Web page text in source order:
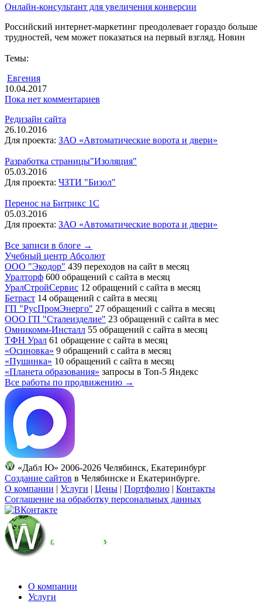
Онлайн-консультант для увеличения конверсии
Российский интернет-маркетинг преодолевает гораздо больше
трудностей, чем может показаться на первый взгляд. Новин
Темы:
Евгения
10.04.2017
Пока нет комментариев
Редизайн сайта
26.10.2016
Для проекта: ЗАО «Автоматические ворота и двери»
Разработка страницы"Изоляция"
05.03.2016
Для проекта: ЧЗТИ "Бизол"
Перенос на Битрикс 1С
05.03.2016
Для проекта: ЗАО «Автоматические ворота и двери»
Все записи в блоге →
Учебный центр Абсолют
ООО "Экодор" 439 переходов на сайт в месяц
Уралторф 600 обращений с сайта в месяц
УралСтройСервис 12 обращений с сайта в месяц
Бетраст 14 обращений с сайта в месяц
ГП "РусПромЭнерго" 27 обращений с сайта в месяц
ООО ГП "Сталеизделие" 23 обращений с сайта в мес
Омникомм-Инсталл 55 обращений с сайта в месяц
ТФН Урал 61 обращение с сайта в месяц
«Осиновка» 9 обращений с сайта в месяц
«Пушинка» 10 обращений с сайта в месяц
«Планета образования» запросы в Топ-5 Яндекс
Все работы по продвижению →
«Дабл Ю» 2006-2026 Челябинск, Екатеринбург
Создание сайтов в Челябинске и Екатеринбурге.
О компании | Услуги | Цены | Портфолио | Контакты
Соглашение на обработку персональных данных
О компании
Услуги